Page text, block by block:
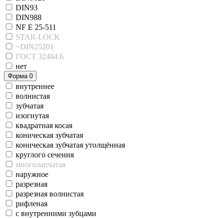
DIN93
DIN988
NF E 25-511
STAR-LOCK
~DIN25201
ГОСТ 32484.6
нет
Форма 0
внутреннее
волнистая
зубчатая
изогнутая
квадратная косая
коническая зубчатая
коническая зубчатая утолщённая
круглого сечения
многолапчатая
наружное
разрезная
разрезная волнистая
рифленая
с внутренними зубцами